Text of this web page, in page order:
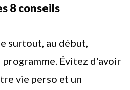
8 conseils
surtout, au début,
Évitez d'avoir
vie perso et un